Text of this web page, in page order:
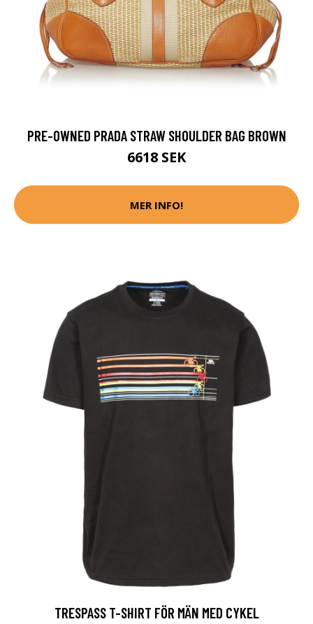
PRE-OWNED PRADA STRAW SHOULDER BAG BROWN
6618 SEK
MER INFO!
TRESPASS T-SHIRT FÖR MÄN MED CYKEL